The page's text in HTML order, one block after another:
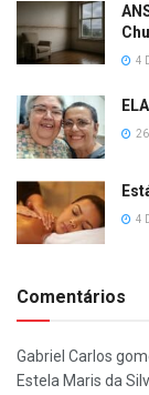
4
4
Comentários
Gabriel Carlos
Estela Maris da